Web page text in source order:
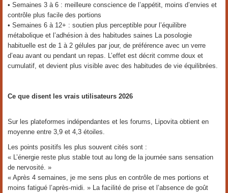
• Semaines 3 à 6 : meilleure conscience de l’appétit, moins d’envies et
contrôle plus facile des portions
• Semaines 6 à 12+ : soutien plus perceptible pour l’équilibre
métabolique et l’adhésion à des habitudes saines La posologie
habituelle est de 1 à 2 gélules par jour, de préférence avec un verre
d’eau avant ou pendant un repas. L’effet est décrit comme doux et
cumulatif, et devient plus visible avec des habitudes de vie équilibrées.
Ce que disent les vrais utilisateurs 2026
Sur les plateformes indépendantes et les forums, Lipovita obtient en
moyenne entre 3,9 et 4,3 étoiles.
Les points positifs les plus souvent cités sont :
« L’énergie reste plus stable tout au long de la journée sans sensation
de nervosité. »
« Après 4 semaines, je me sens plus en contrôle de mes portions et
moins fatigué l’après-midi. » La facilité de prise et l’absence de goût